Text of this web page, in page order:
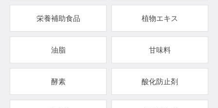
栄養補助食品 植物エキス
油脂 甘味料
酵素 酸化防止剤